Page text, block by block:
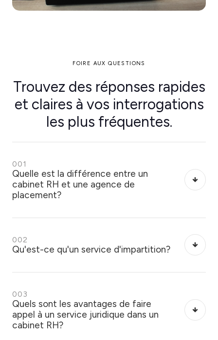
FOIRE AUX QUESTIONS
Trouvez des réponses rapides
et claires à vos interrogations
les plus fréquentes.
Quelle est la différence entre un
cabinet RH et une agence de
placement?
001
Qu'est-ce qu'un service d'impartition?
002
Quels sont les avantages de faire
appel à un service juridique dans un
cabinet RH?
003